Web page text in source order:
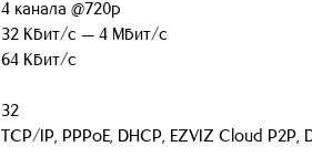
4 канала @720p
32 Кбит/с — 4 Мбит/с
64 Кбит/с
32
TCP/IP, PPPoE, DHCP, EZVIZ Cloud P2P,